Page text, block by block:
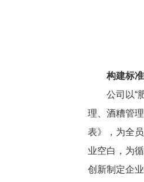
构建标
公司以“
理、酒糟管
表》，为全
业空白，为
创新制定企